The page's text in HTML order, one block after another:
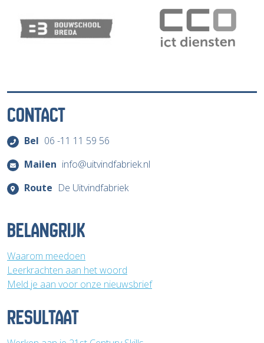
CONTACT
Bel 06 -11 11 59 56
Mailen info@uitvindfabriek.nl
Route De Uitvindfabriek
BELANGRIJK
Waarom meedoen
Leerkrachten aan het woord
Meld je aan voor onze nieuwsbrief
RESULTAAT